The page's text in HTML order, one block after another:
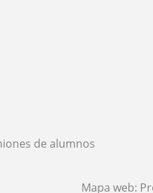
de alumnos
Mapa web: